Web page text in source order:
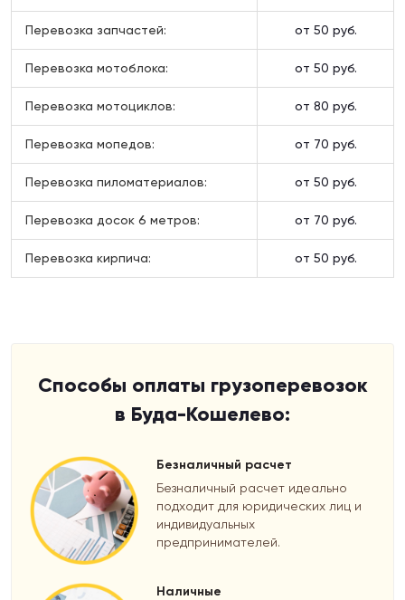
Перевозка запчастей: от 50 руб.
Перевозка мотоблока: от 50 руб.
Перевозка мотоциклов: от 80 руб.
Перевозка мопедов: от 70 руб.
Перевозка пиломатериалов: от 50 руб.
Перевозка досок 6 метров: от 70 руб.
Перевозка кирпича: от 50 руб.
Способы оплаты грузоперевозок
в Буда-Кошелево:
Безналичный расчет
Безналичный расчет идеально
подходит для юридических лиц и
индивидуальных
предпринимателей.
Наличные